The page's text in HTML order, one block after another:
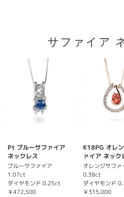
サファイア
Pt ブルーサファイア
ネックレス
ブルーサファイア
1.07ct
ダイヤモンド 0.25ct
￥472,500
K18PG オレ
ァイア ネック
オレンジサファ
0.38ct
ダイヤモンド
￥315,000